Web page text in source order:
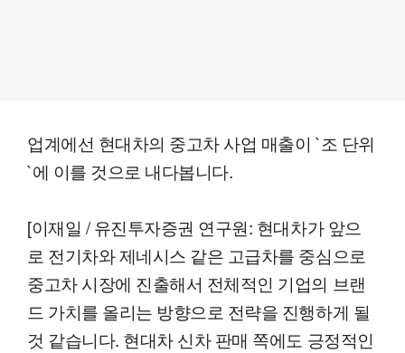
업계에선 현대차의 중고차 사업 매출이 `조 단위
`에 이를 것으로 내다봅니다.
[이재일 / 유진투자증권 연구원: 현대차가 앞으
로 전기차와 제네시스 같은 고급차를 중심으로
중고차 시장에 진출해서 전체적인 기업의 브랜
드 가치를 올리는 방향으로 전략을 진행하게 될
것 같습니다. 현대차 신차 판매 쪽에도 긍정적인